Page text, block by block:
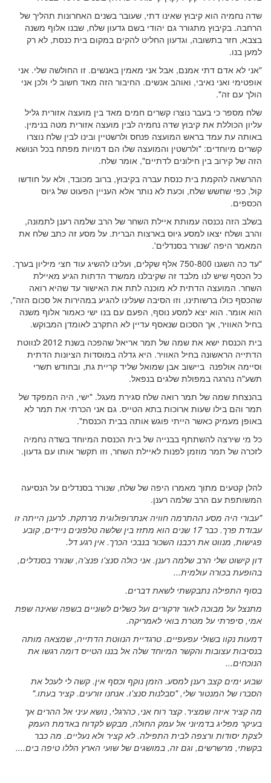
שדה נחמיה הוא קיבוץ שאינו דתי, שעובר בשנים האחרונות תהליך של
הרחבה. בקיבוץ מתגורר גם יהודי בשם גדעון שלח, שבנו אלוף משנה
בצבא, חזר בתשובה, וגדעון החליט להקים במקום בית כנסת, לא רק
למען בנו.
"אני לא אדם דתי אמנם, אבל אני מאמין באנשים. זו החולשה שלי. אני
אופטימי ואני נאיבי, ואוהב אנשים. החיבור הזה מאד חשוב לי ולכן אני
הולך עם זה".
שלח מספר כי בעבר נוצרו קשרים חמים מאד בין מועצה אזורית גליל
עליון הכוללת את קיבוץ שדה נחמיה לבין מועצה אזורית מטה בנימין.
באותה עת עמד בראש המועצה פנחס ולרשטיין ובינו לבין שלח נוצרו
קשרים מיוחדים: "ולרשטין והמועצה שלו הם דמויות מפתח בכל הנושא
הזה של קירוב בין חילונים לדתיים", אומר שלח.
ההרשאה להקמת בית כנסת עברה בקיבוץ, ברוב מכובד, ולא על חודשו
קול, כפי שחשש שלח, וכעת לא נותר אלא העניין הפעוט של גיוס
הכספים.
בשלב הזה נכנסה עמותת איילת השחר של הרב שלמה רענן לתמונה,
והרב ושלח יצאו למסע גיוס בארצות הברית. על מסע זה כתב שלח את
המאמר היפה 'שנורר בסנדלים'.
"עד כה השגנו 750-800 אלף שקלים, ועלינו להשיג עוד חצי מיליון בערך.
כל הכסף שיש לנו מלבד זה שקיבלנו ממשרד הדתות הגיע מאיילת
השחר. המועצה הדתית לא מוכנה לתת את האישור עד שהיא רואה
שהכסף כולו ברשותינו, וזו הסיבה שעלינו להגיע במהירות אל סכום הזה",
הוא אומר. הוא יצא למסע נוסף, הפעם עם בנו ישי כאמור אלוף משנה
בחיל האוויר, אך הסכום שנאסף עדיין לא התקרב לאומדן המבוקש.
בית הכנסת ישא את שמה של תמר אריאל שהפכה בשנת 2012 לנווטת
הדתייה הראשונה בחיל האוויר. היא גדלה במוסדות הציונות הדתית
וסיימה אולפנה ביישוב אבן שמואל שליד קריית גת, ובחודש תשרי
תשע"ה נהרגה במפולת שלגים בנפאל.
בהנצחת שמה של תמר רואה שלח סגירת מעגל. "ישי, היה המפקד של
תמר והם בילו שעות ארוכות בתא הטייס. גם אני הכרתי את תמר לא
באופן מעמיק כאשר הייתי פוגש אותה בבית הכנסת".
כל מי שירצה להשתתף בבנייה של בית הכנסת המיוחד בשדה נחמיה
לזכרה של תמר מוזמן לפנות לאיילת השחר, וזו תקשר אותו עם גדעון.
להלן קטעים מתוך מאמרו היפה של שלח, שנורר בסנדלים על הנסיעה
המשותפת עם הרב שלמה רענן.
"עבורי היה מסע ההתרמה חוויה אנתרופולוגית מרתקת. לרענן הייתה זו
עבודת פרך. כבר 17 שנים הוא מתזז בין שלשה טלפונים ניידים, קובע
פגישות, מנווט את רכבנו השכור בנבכי הכרך. אין רגע דל.
דון קישוט שלי הרב שלמה רענן. אני כולה סנצ'ו פנצ'ה, שנורר בסנדלים,
בהופעת בכורה עולמית...
בסוף התפילה נתבקשתי לשאת דברים.
מתנצל על מבוכה לאור זרקורים ועל כשלים לשוניים בשפה שאינה שפת
אמי, סיפרתי על מטרת בואי לאמריקה.
דמעות נקוו בשולי עפעפיים. טרגדיית הנווטת הדתייה, שמצאה מותה
בנסיבות עצובות והקשר המיוחד שלה אל בננו הטייס דומה רגשו את
הנוכחים...
שבוע ימים קצב רענן למסע. הזמן נוקף וכסף אין. קשה לי לעכל את
הסברו של המנטור שלי, "סבלנות סנצ'ו. אנחנו זורעים. קציר בעתו."
מה קציר איזה שמציר. קצר רוח אני, כהרגלי, נושא עיני אל ההרים אך
בעיקר מפליג בדמיוני אל עמק החולה, מבקש לקדוח באדמת העמק
לצקת יסודות ורצפה לבית התפילה. לא קציר ולא נעליים. מה כבר
בקשתי, מרשרשים, וגם זה, במושגים של שועי הארץ הללו טיפה בים....